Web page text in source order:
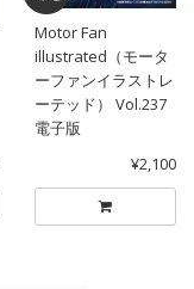
Motor Fan
illustrated（モータ
ーファンイラストレ
ーテッド） Vol.237
電子版
¥2,100